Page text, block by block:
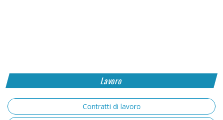
Lavoro
Contratti di lavoro